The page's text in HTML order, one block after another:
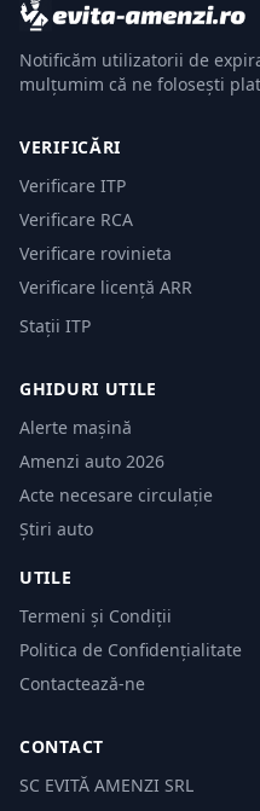
Notificăm utilizatorii de
mulțumim că ne folosești
VERIFICĂRI
Verificare ITP
Verificare RCA
Verificare rovinieta
Verificare licență ARR
Stații ITP
GHIDURI UTILE
Alerte mașină
Amenzi auto 2026
Acte necesare circulație
Știri auto
UTILE
Termeni și Condiții
Politica de Confidențialitate
Contactează-ne
CONTACT
SC EVITĂ AMENZI SRL